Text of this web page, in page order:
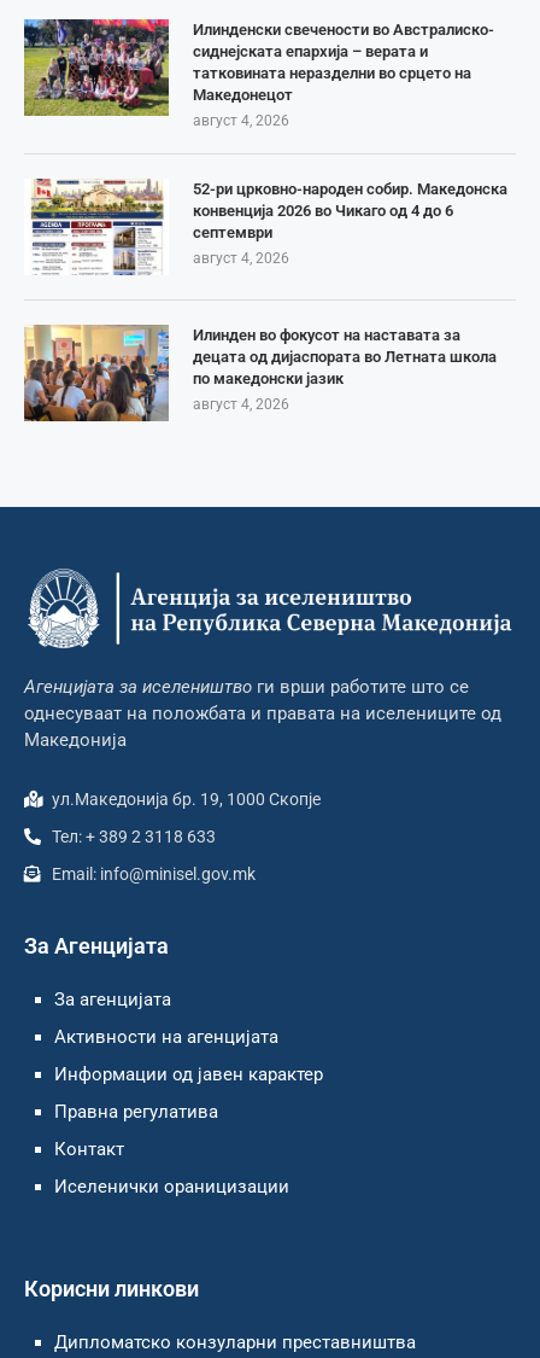
Илинденски свечености во Австралиско-
сиднејската епархија – верата и
татковината неразделни во срцето на
Македонецот
август 4, 2026
52-ри црковно-народен собир. Македонска
конвенција 2026 во Чикаго од 4 до 6
септември
август 4, 2026
Илинден во фокусот на наставата за
децата од дијаспората во Летната школа
по македонски јазик
август 4, 2026
Агенцијата за иселеништво ги врши работите што се
однесуваат на положбата и правата на иселениците од
Македонија
ул.Македонија бр. 19, 1000 Скопје
Тел: + 389 2 3118 633
Email: info@minisel.gov.mk
За Агенцијата
За агенцијата
Активности на агенцијата
Информации од јавен карактер
Правна регулатива
Контакт
Иселенички ораницизации
Корисни линкови
Дипломатско конзуларни преставништва